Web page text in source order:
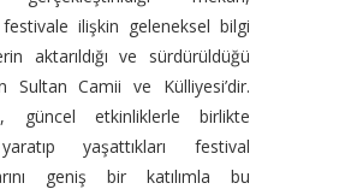
festivale ilişkin geleneksel bilgi
aktarıldığı ve sürdürüldüğü
Sultan Camii ve Külliyesi’dir.
güncel etkinliklerle birlikte
yaşattıkları festival
geniş bir katılımla bu